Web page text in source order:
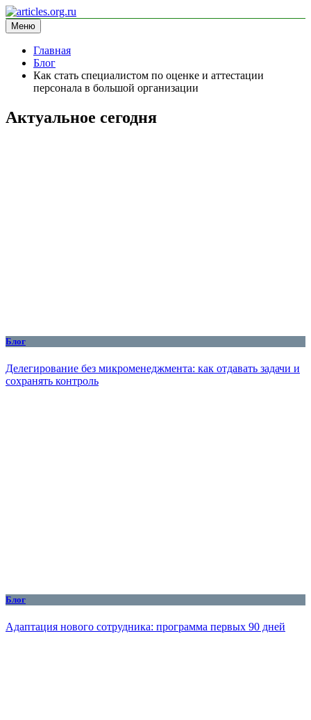
Перейти
к
содержимому
articles.org.ru
информационный сайт
Меню
Главная
Блог
Как стать специалистом по оценке и аттестации
персонала в большой организации
Актуальное сегодня
Блог
Делегирование без микроменеджмента: как отдавать задачи и
сохранять контроль
Блог
Адаптация нового сотрудника: программа первых 90 дней